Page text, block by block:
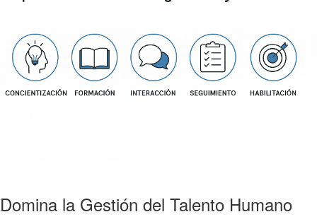
Domina la Gestión del Talento Humano